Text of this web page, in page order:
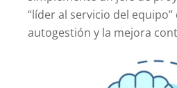
“líder al servicio del
autogestión y la mejora